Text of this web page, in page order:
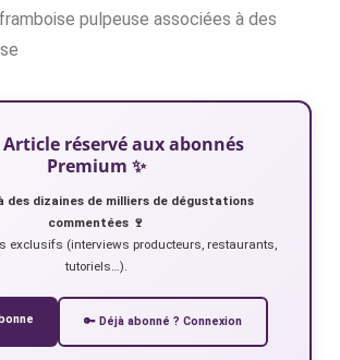
pulpeuse associées à des
réservé aux abonnés
Premium ✨
des dizaines de milliers de dégustations
commentées 🍷
exclusifs (interviews producteurs, restaurants,
tutoriels…).
🔑 Déjà abonné ? Connexion